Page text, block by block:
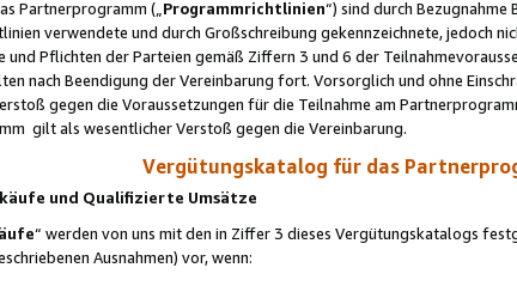
Partnerprogramm („Programmrichtlinien“) sind durch Bezugnahme
verwendete und durch Großschreibung gekennzeichnete, jedoch
und Pflichten der Parteien gemäß Ziffern 3 und 6 der
nach Beendigung der Vereinbarung fort. Vorsorglich und ohne
gegen die Voraussetzungen für die Teilnahme am
gilt als wesentlicher Verstoß gegen die Vereinbarung.
Vergütungskatalog für das
und Qualifizierte Umsätze
“ werden von uns mit den in Ziffer 3 dieses Vergütungskatalogs
Ausnahmen) vor, wenn: